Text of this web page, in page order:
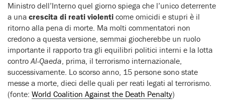
Ministro dell’Interno quel giorno spiega che l’unico deterrente
a una crescita di reati violenti come omicidi e stupri è il
ritorno alla pena di morte. Ma molti commentatori non
credono a questa versione, semmai giocherebbe un ruolo
importante il rapporto tra gli equilibri politici interni e la lotta
contro Al-Qaeda , prima, il terrorismo internazionale,
successivamente. Lo scorso anno, 15 persone sono state
messe a morte, dieci delle quali per reati legati al terrorismo.
(fonte: World Coalition Against the Death Penalty)